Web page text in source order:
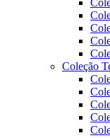
Coleção